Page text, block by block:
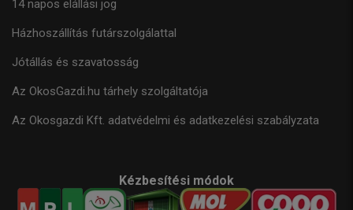
14 napos elállási jog
Házhoszállítás futárszolgálattal
Jótállás és szavatosság
Az OkosGazdi.hu tárhely szolgáltatója
Az Okosgazdi Kft. adatvédelmi és adatkezelési szabályzata
Kézbesítési módok